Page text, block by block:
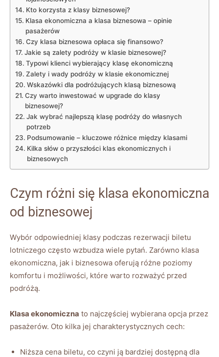
Kto korzysta z klasy ‌biznesowej?
Klasa ekonomiczna a klasa ​biznesowa –⁢ opinie
⁤pasażerów
Czy klasa biznesowa opłaca się finansowo?
Jakie są zalety podróży w klasie biznesowej?
Typowi klienci wybierający klasę ekonomiczną
Zalety i⁣ wady podróży w ‌klasie ekonomicznej
Wskazówki ⁤dla⁤ podróżujących‌ klasą biznesową
Czy warto inwestować w upgrade do klasy
‍biznesowej?
Jak⁣ wybrać⁢ najlepszą klasę podróży do własnych
potrzeb
Podsumowanie – kluczowe ⁤różnice między ​klasami
Kilka słów‌ o przyszłości klas ekonomicznych i‍
biznesowych
Czym ⁢różni się klasa ekonomiczna
od biznesowej
Wybór odpowiedniej ⁣klasy podczas rezerwacji biletu
lotniczego często wzbudza wiele pytań. Zarówno klasa
ekonomiczna, jak ⁢i ‌biznesowa oferują ⁣różne poziomy
komfortu⁣ i możliwości, które warto rozważyć przed
⁢podróżą.
Klasa ekonomiczna to najczęściej wybierana opcja przez
pasażerów. Oto⁤ kilka ‍jej charakterystycznych cech:
Niższa cena biletu, co czyni ją⁣ bardziej ‌dostępną dla